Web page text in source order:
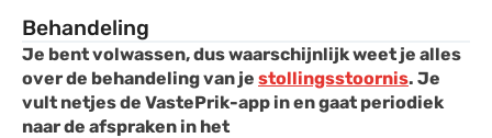
Behandeling
Je bent volwassen, dus waarschijnlijk weet je alles
over de behandeling van je stollingsstoornis. Je
vult netjes de VastePrik-app in en gaat periodiek
naar de afspraken in het